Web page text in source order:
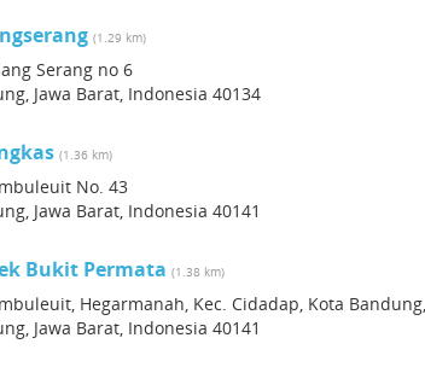
(1.29 km)
Serang no 6
Jawa Barat, Indonesia 40134
(1.36 km)
No. 43
Jawa Barat, Indonesia 40141
Bukit Permata (1.38 km)
Hegarmanah, Kec. Cidadap, Kota
Jawa Barat, Indonesia 40141